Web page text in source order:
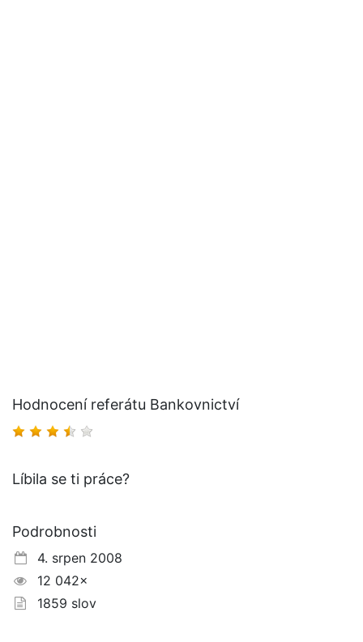
Hodnocení referátu Bankovnictví
Líbila se ti práce?
Podrobnosti
4. srpen 2008
12 042×
1859 slov